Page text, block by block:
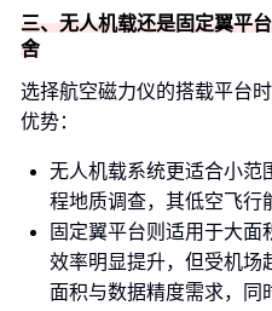
三、无人机载还是固定翼平
舍
选择航空磁力仪的搭载平台
优势：
无人机载系统更适合小范
程地质调查，其低空飞行
固定翼平台则适用于大面
效率明显提升，但受机场
面积与数据精度需求，同